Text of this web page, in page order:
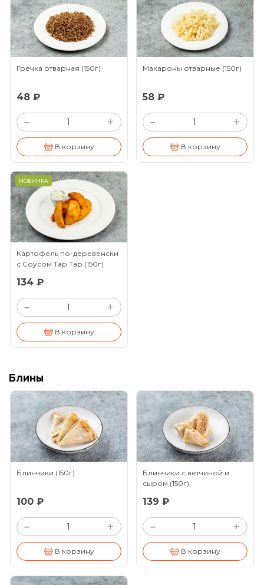
Гречка отварная (150г)
48 ₽
– +
В корзину
Макароны отварные (150г)
58 ₽
– +
В корзину
НОВИНКА
Картофель по-деревенски
с Соусом Тар Тар (150г)
134 ₽
– +
В корзину
Блины
Блинчики (150г)
100 ₽
– +
В корзину
Блинчики с ветчиной и
сыром (150г)
139 ₽
– +
В корзину